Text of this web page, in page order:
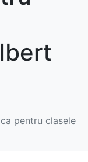
pentru clasele